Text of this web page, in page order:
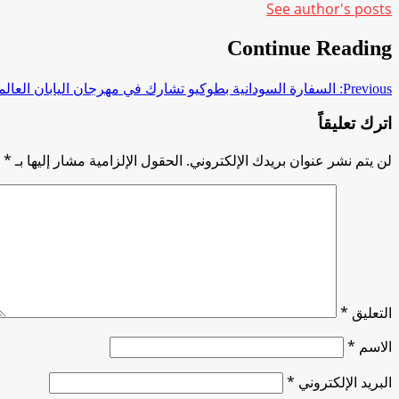
See author's posts
Continue Reading
Previous: السفارة السودانية بطوكيو تشارك في مهرجان اليابان
اترك تعليقاً
لن يتم نشر عنوان بريدك الإلكتروني. الحقول الإلزامية مشار إليها بـ*
التعليق *
الاسم *
البريد الإلكتروني *